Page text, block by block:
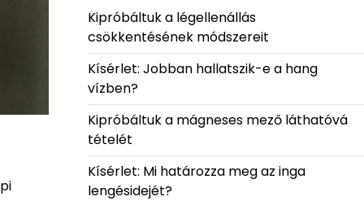
Kipróbáltuk a légellenállás
csökkentésének módszereit
Kísérlet: Jobban hallatszik-e a hang
vízben?
Kipróbáltuk a mágneses mező láthatóvá
tételét
Kísérlet: Mi határozza meg az inga
lengésidejét?